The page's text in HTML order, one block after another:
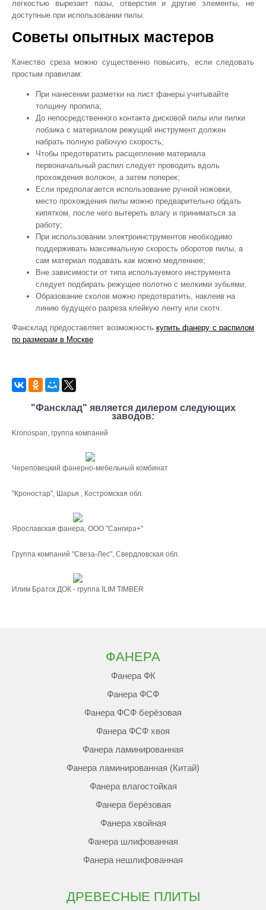
легкостью вырезает пазы, отверстия и другие элементы, не
доступные при использовании пилы.
Советы опытных мастеров
Качество среза можно существенно повысить, если следовать
простым правилам:
При нанесении разметки на лист фанеры учитывайте
толщину пропила;
До непосредственного контакта дисковой пилы или пилки
лобзика с материалом режущий инструмент должен
набрать полную рабочую скорость;
Чтобы предотвратить расщепление материала
первоначальный распил следует проводить вдоль
прохождения волокон, а затем поперек;
Если предполагается использование ручной ножовки,
место прохождения пилы можно предварительно обдать
кипятком, после чего вытереть влагу и приниматься за
работу;
При использовании электроинструментов необходимо
поддерживать максимальную скорость оборотов пилы, а
сам материал подавать как можно медленнее;
Вне зависимости от типа используемого инструмента
следует подбирать режущее полотно с мелкими зубьями;
Образование сколов можно предотвратить, наклеив на
линию будущего разреза клейкую ленту или скотч.
Фансклад предоставляет возможность купить фанеру с распилом
по размерам в Москве
"Фансклад" является дилером следующих
заводов:
Kronospan, группа компаний
Череповецкий фанерно-мебельный комбинат
"Кроностар", Шарья , Костромская обл.
Ярославская фанера, ООО "Сангира+"
Группа компаний "Свеза-Лес", Свердловская обл.
Илим Братск ДОК - группа ILIM TIMBER
ФАНЕРА
Фанера ФК
Фанера ФСФ
Фанера ФСФ берёзовая
Фанера ФСФ хвоя
Фанера ламинированная
Фанера ламинированная (Китай)
Фанера влагостойкая
Фанера берёзовая
Фанера хвойная
Фанера шлифованная
Фанера нешлифованная
ДРЕВЕСНЫЕ ПЛИТЫ